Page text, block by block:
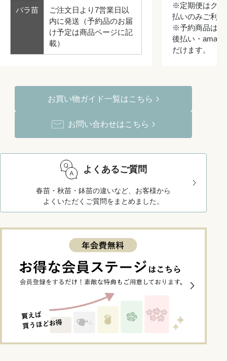
バラ苗
ご注文日より7営業日以
内に発送（予約品のお届
け予定は商品ページに記
載）
※定期便はクレ
払いのみご利
※予約商品はク
後払い・
だけます。
お買い物ガイド一覧はこちら
お問い合わせはこちら
よくあるご質問
春苗・秋苗・鉢苗の違いなど、お客様から
よくいただくご質問をまとめました。